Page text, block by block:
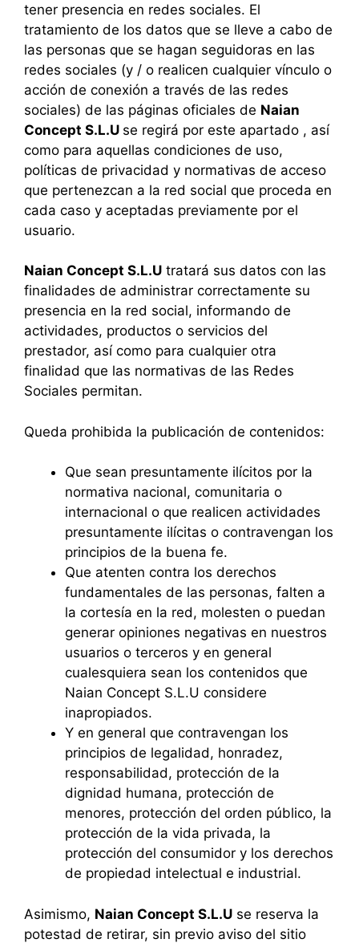
tener presencia en redes sociales. El
tratamiento de los datos que se lleve a cabo de
las personas que se hagan seguidoras en las
redes sociales (y / o realicen cualquier vínculo o
acción de conexión a través de las redes
sociales) de las páginas oficiales de Naian
Concept S.L.U se regirá por este apartado , así
como para aquellas condiciones de uso,
políticas de privacidad y normativas de acceso
que pertenezcan a la red social que proceda en
cada caso y aceptadas previamente por el
usuario.
Naian Concept S.L.U tratará sus datos con las
finalidades de administrar correctamente su
presencia en la red social, informando de
actividades, productos o servicios del
prestador, así como para cualquier otra
finalidad que las normativas de las Redes
Sociales permitan.
Queda prohibida la publicación de contenidos:
Que sean presuntamente ilícitos por la
normativa nacional, comunitaria o
internacional o que realicen actividades
presuntamente ilícitas o contravengan los
principios de la buena fe.
Que atenten contra los derechos
fundamentales de las personas, falten a
la cortesía en la red, molesten o puedan
generar opiniones negativas en nuestros
usuarios o terceros y en general
cualesquiera sean los contenidos que
Naian Concept S.L.U considere
inapropiados.
Y en general que contravengan los
principios de legalidad, honradez,
responsabilidad, protección de la
dignidad humana, protección de
menores, protección del orden público, la
protección de la vida privada, la
protección del consumidor y los derechos
de propiedad intelectual e industrial.
Asimismo, Naian Concept S.L.U se reserva la
potestad de retirar, sin previo aviso del sitio